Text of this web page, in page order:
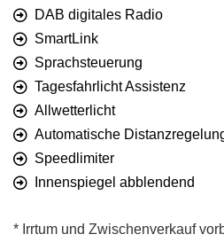
DAB digitales Radio
SmartLink
Sprachsteuerung
Tagesfahrlicht Assistenz
Allwetterlicht
Automatische
Speedlimiter
Innenspiegel abblendend
* Irrtum und Zwischenverkauf